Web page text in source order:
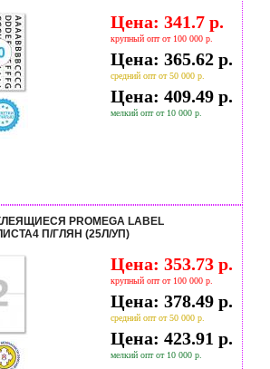
Цена: 341.7 р.
крупный опт от 100 000 р.
Цена: 365.62 р.
средний опт от 50 000 р.
Цена: 409.49 р.
мелкий опт от 10 000 р.
PROMEGA LABEL
П/ГЛЯН (25Л/УП)
Цена: 353.73 р.
крупный опт от 100 000 р.
Цена: 378.49 р.
средний опт от 50 000 р.
Цена: 423.91 р.
мелкий опт от 10 000 р.